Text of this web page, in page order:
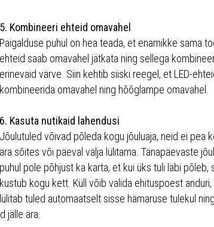
5. Kombineeri ehteid omavahel
Paigalduse puhul on hea teada, et enamikke sama
ehteid saab omavahel jätkata ning sellega
erinevaid värve. Siin kehtib siiski reegel, et LED-
kombineerida omavahel ning hõõglampe omavahel.
6. Kasuta nutikaid lahendusi
Jõulutuled võivad põleda kogu jõuluaja, neid ei pea
ära sõites või päeval välja lülitama. Tänapäevaste
puhul pole põhjust ka karta, et kui üks tuli läbi põleb,
kustub kogu kett. Küll võib valida ehituspoest anduri,
lülitab tuled automaatselt sisse hämaruse tulekul ning
jälle ära.